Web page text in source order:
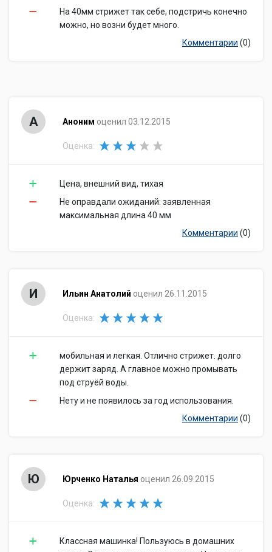
На 40мм стрижет так себе, подстричь конечно
можно, но возни будет много.
Комментарии (0)
А Аноним оценил 03.12.2015
Оценка:
Цена, внешний вид, тихая
Не оправдали ожиданий: заявленная
максимальная длина 40 мм
Комментарии (0)
И Ильин Анатолий оценил 26.11.2015
Оценка:
мобильная и легкая. Отлично стрижет. долго
держит заряд. А главное можно промывать
под струёй воды.
Нету и не появилось за год использования.
Комментарии (0)
Ю Юрченко Наталья оценил 26.09.2015
Оценка:
Классная машинка! Пользуюсь в домашних